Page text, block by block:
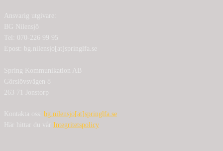
Ansvarig utgivare:
BG Nilensjö
Tel: 070-226 99 95
Epost: bg.nilensjo[at]springlfa.se
Spring Kommunikation AB
Görslövsvägen 8
263 71 Jonstorp
Kontakta oss: bg.nilensjo[at]springlfa.se
Här hittar du vår Integritetspolicy